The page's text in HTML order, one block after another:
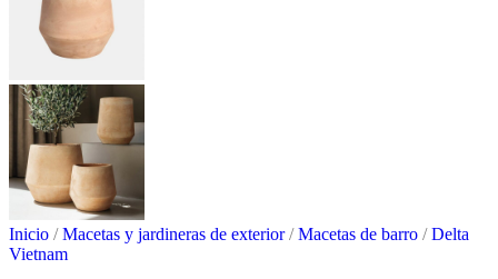
Inicio / Macetas y jardineras de exterior/ Macetas de barro / Delta
Vietnam